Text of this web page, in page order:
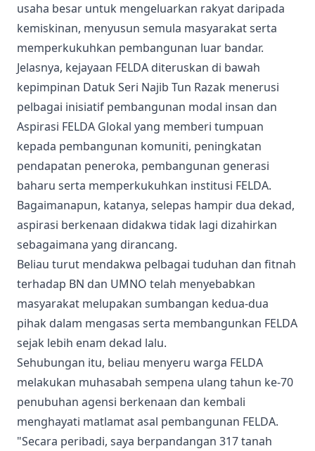
usaha besar untuk mengeluarkan rakyat daripada
kemiskinan, menyusun semula masyarakat serta
memperkukuhkan pembangunan luar bandar.
Jelasnya, kejayaan FELDA diteruskan di bawah
kepimpinan Datuk Seri Najib Tun Razak menerusi
pelbagai inisiatif pembangunan modal insan dan
Aspirasi FELDA Glokal yang memberi tumpuan
kepada pembangunan komuniti, peningkatan
pendapatan peneroka, pembangunan generasi
baharu serta memperkukuhkan institusi FELDA.
Bagaimanapun, katanya, selepas hampir dua dekad,
aspirasi berkenaan didakwa tidak lagi dizahirkan
sebagaimana yang dirancang.
Beliau turut mendakwa pelbagai tuduhan dan fitnah
terhadap BN dan UMNO telah menyebabkan
masyarakat melupakan sumbangan kedua-dua
pihak dalam mengasas serta membangunkan FELDA
sejak lebih enam dekad lalu.
Sehubungan itu, beliau menyeru warga FELDA
melakukan muhasabah sempena ulang tahun ke-70
penubuhan agensi berkenaan dan kembali
menghayati matlamat asal pembangunan FELDA.
"Secara peribadi, saya berpandangan 317 tanah